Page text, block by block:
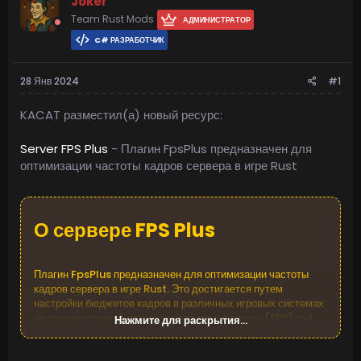
Team Rust Mods
АДМИНИСТРАТОР
C# РАЗРАБОТЧИК
28 Янв 2024 #1
KACAT разместил(а) новый ресурс:
Server FPS Plus - Плагин FpsPlus предназначен для
оптимизации частоты кадров сервера в игре Rust
О сервере FPS Plus​
Плагин FpsPlus предназначен для оптимизации частоты
кадров сервера в игре Rust. Это достигается путем
настройки бюджетов кадров в различных игровых системах
на основе средней скорости сервера в секунду (FPS) за 1
Нажмите для раскрытия...